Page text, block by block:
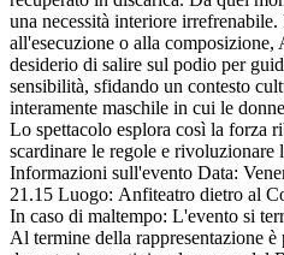
una necessità interiore
all'esecuzione o alla
desiderio di salire sul podio per
sensibilità, sfidando un contesto
interamente maschile in cui le
Lo spettacolo esplora così la forza
scardinare le regole e rivoluzionare
Informazioni sull'evento Data:
21.15 Luogo: Anfiteatro dietro al
In caso di maltempo: L'evento si
Al termine della rappresentazione è